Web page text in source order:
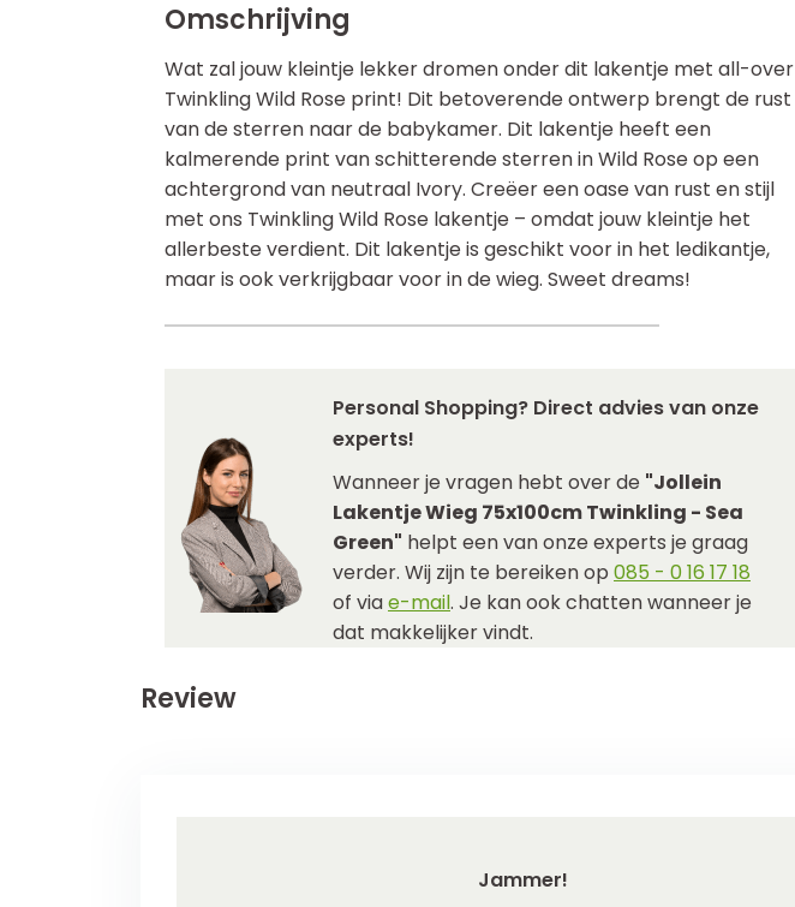
Omschrijving
Wat zal jouw kleintje lekker dromen onder dit lakentje met all-over
Twinkling Wild Rose print! Dit betoverende ontwerp brengt de rust
van de sterren naar de babykamer. Dit lakentje heeft een
kalmerende print van schitterende sterren in Wild Rose op een
achtergrond van neutraal Ivory. Creëer een oase van rust en stijl
met ons Twinkling Wild Rose lakentje – omdat jouw kleintje het
allerbeste verdient. Dit lakentje is geschikt voor in het ledikantje,
maar is ook verkrijgbaar voor in de wieg. Sweet dreams!
Personal Shopping? Direct advies van onze
experts!
Wanneer je vragen hebt over de "Jollein
Lakentje Wieg 75x100cm Twinkling - Sea
Green" helpt een van onze experts je graag
verder. Wij zijn te bereiken op 085 - 0 16 17 18
of viae-mail. Je kan ook chatten wanneer je
dat makkelijker vindt.
Review
Jammer!